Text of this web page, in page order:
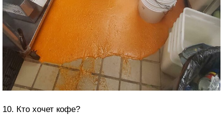
10. Кто хочет кофе?